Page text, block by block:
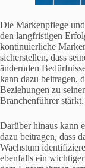
Die Markenpflege
den langfristigen
kontinuierliche
sicherstellen, dass
ändernden
kann dazu beitragen,
Beziehungen zu
Branchenführer stärkt.
Darüber hinaus kann
dazu beitragen, dass
Wachstum
ebenfalls ein